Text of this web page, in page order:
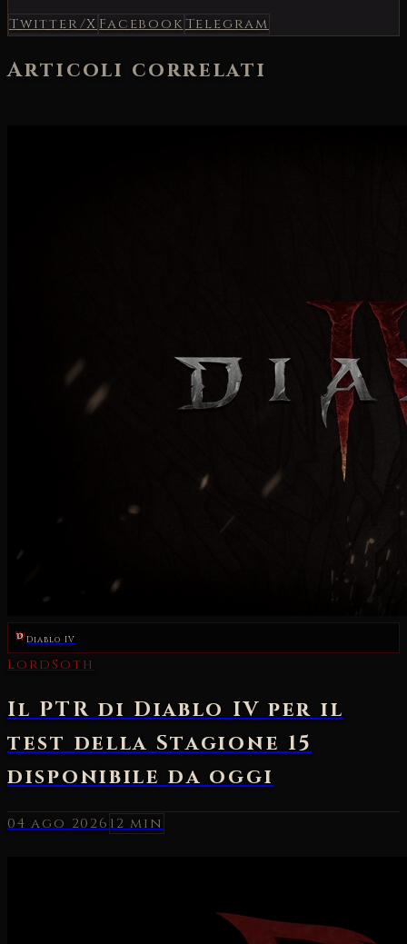
Twitter/X Facebook Telegram
Articoli correlati
Diablo IV
04 ago 2026 12 min